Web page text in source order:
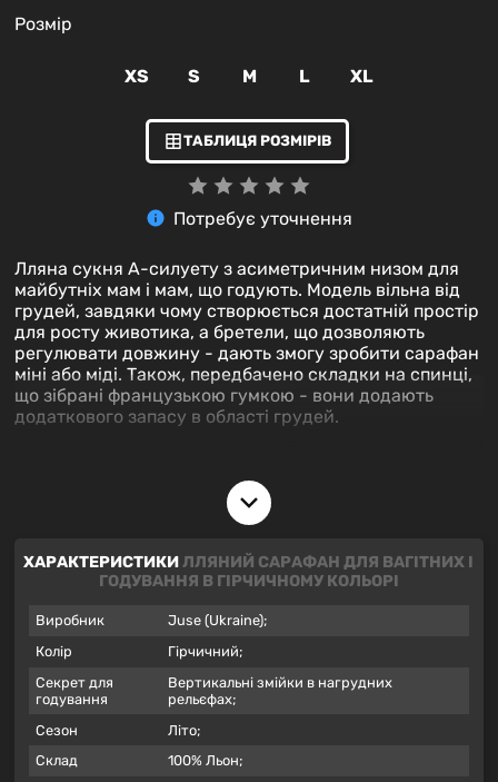
Розмір
XS S M L XL
ТАБЛИЦЯ РОЗМІРІВ
Потребує уточнення
Лляна сукня А-силуету з асиметричним низом для
майбутніх мам і мам, що годують. Модель вільна від
грудей, завдяки чому створюється достатній простір
для росту животика, а бретели, що дозволяють
регулювати довжину - дають змогу зробити сарафан
міні або міді. Також, передбачено складки на спинці,
що зібрані французькою гумкою - вони додають
додаткового запасу в області грудей.
Параметри моделі на фото: зріст -175 см, обхват
грудей - 84 см, обхват талії - 59 см, обхват стегон -
ХАРАКТЕРИСТИКИЛЛЯНИЙ САРАФАН ДЛЯ ВАГІТНИХ І
ГОДУВАННЯ В ГІРЧИЧНОМУ КОЛЬОРІ
Виробник
Juse (Ukraine);
Колір
Гірчичний;
Секрет для
годування
Вертикальні змійки в нагрудних
рельєфах;
Сезон
Літо;
Склад
100% Льон;